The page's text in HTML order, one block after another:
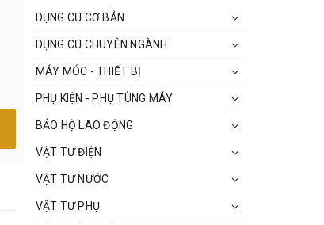
DỤNG CỤ CƠ BẢN
DỤNG CỤ CHUYÊN NGÀNH
MÁY MÓC - THIẾT BỊ
PHỤ KIỆN - PHỤ TÙNG MÁY
BẢO HỘ LAO ĐỘNG
VẬT TƯ ĐIỆN
VẬT TƯ NƯỚC
VẬT TƯ PHỤ